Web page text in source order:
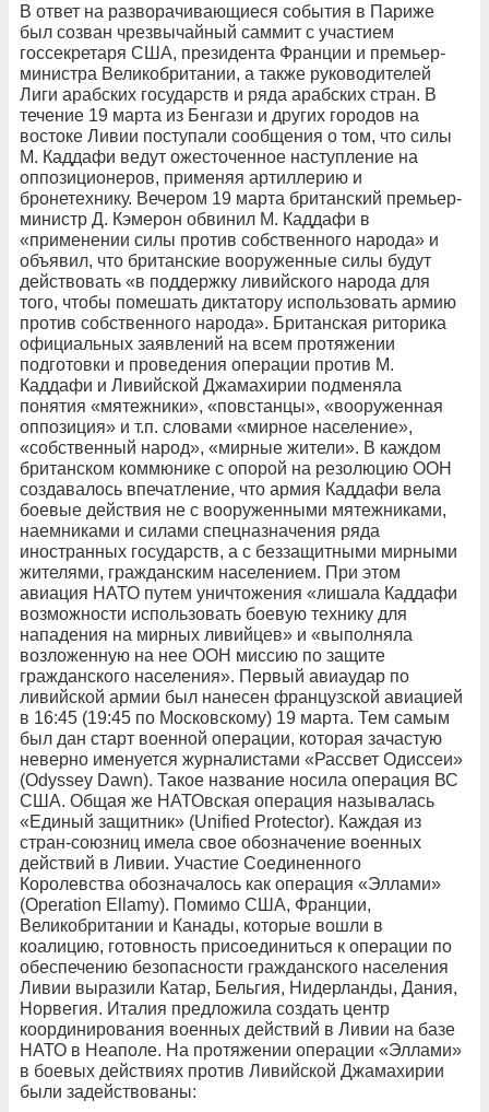
В ответ на разворачивающиеся события в Париже
был созван чрезвычайный саммит с участием
госсекретаря США, президента Франции и премьер-
министра Великобритании, а также руководителей
Лиги арабских государств и ряда арабских стран. В
течение 19 марта из Бенгази и других городов на
востоке Ливии поступали сообщения о том, что силы
М. Каддафи ведут ожесточенное наступление на
оппозиционеров, применяя артиллерию и
бронетехнику. Вечером 19 марта британский премьер-
министр Д. Кэмерон обвинил М. Каддафи в
«применении силы против собственного народа» и
объявил, что британские вооруженные силы будут
действовать «в поддержку ливийского народа для
того, чтобы помешать диктатору использовать армию
против собственного народа». Британская риторика
официальных заявлений на всем протяжении
подготовки и проведения операции против М.
Каддафи и Ливийской Джамахирии подменяла
понятия «мятежники», «повстанцы», «вооруженная
оппозиция» и т.п. словами «мирное население»,
«собственный народ», «мирные жители». В каждом
британском коммюнике с опорой на резолюцию ООН
создавалось впечатление, что армия Каддафи вела
боевые действия не с вооруженными мятежниками,
наемниками и силами спецназначения ряда
иностранных государств, а с беззащитными мирными
жителями, гражданским населением. При этом
авиация НАТО путем уничтожения «лишала Каддафи
возможности использовать боевую технику для
нападения на мирных ливийцев» и «выполняла
возложенную на нее ООН миссию по защите
гражданского населения». Первый авиаудар по
ливийской армии был нанесен французской авиацией
в 16:45 (19:45 по Московскому) 19 марта. Тем самым
был дан старт военной операции, которая зачастую
неверно именуется журналистами «Рассвет Одиссеи»
(Odyssey Dawn). Такое название носила операция ВС
США. Общая же НАТОвская операция называлась
«Единый защитник» (Unified Protector). Каждая из
стран-союзниц имела свое обозначение военных
действий в Ливии. Участие Соединенного
Королевства обозначалось как операция «Эллами»
(Operation Ellamy). Помимо США, Франции,
Великобритании и Канады, которые вошли в
коалицию, готовность присоединиться к операции по
обеспечению безопасности гражданского населения
Ливии выразили Катар, Бельгия, Нидерланды, Дания,
Норвегия. Италия предложила создать центр
координирования военных действий в Ливии на базе
НАТО в Неаполе. На протяжении операции «Эллами»
в боевых действиях против Ливийской Джамахирии
были задействованы: